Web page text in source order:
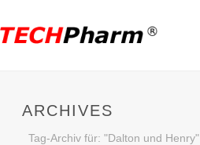
ARCHIVES
Tag-Archiv für: "Dalton und Henry"